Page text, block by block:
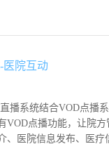
医院互动
播系统结合VOD点播
点播功能，让院
医院信息发布、医